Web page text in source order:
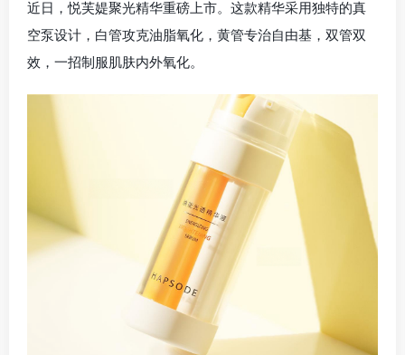
近日，悦芙媞聚光精华重磅上市。这款精华采用独特的真
空泵设计，白管攻克油脂氧化，黄管专治自由基，双管双
效，一招制服肌肤内外氧化。